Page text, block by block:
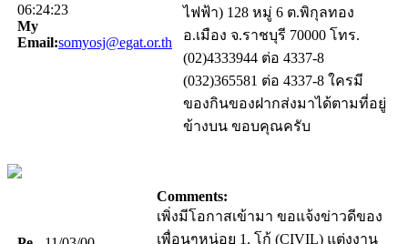
06:24:23
My
Email:somyosj@egat.or.th
ไฟฟ้า) 128 หมู่ 6 ต.พิกุลทอง
อ.เมือง จ.ราชบุรี 70000 โทร.
(02)4333944 ต่อ 4337-8
(032)365581 ต่อ 4337-8 ใครมี
ของกินของฝากส่งมาได้ตามที่อยู่
ข้างบน ขอบคุณครับ
Comments:
เพิ่งมีโอกาสเข้ามา ขอแจ้งข่าวดีของ
เพื่อนๆหน่อย 1. โก้ (CIVIL) แต่งงาน